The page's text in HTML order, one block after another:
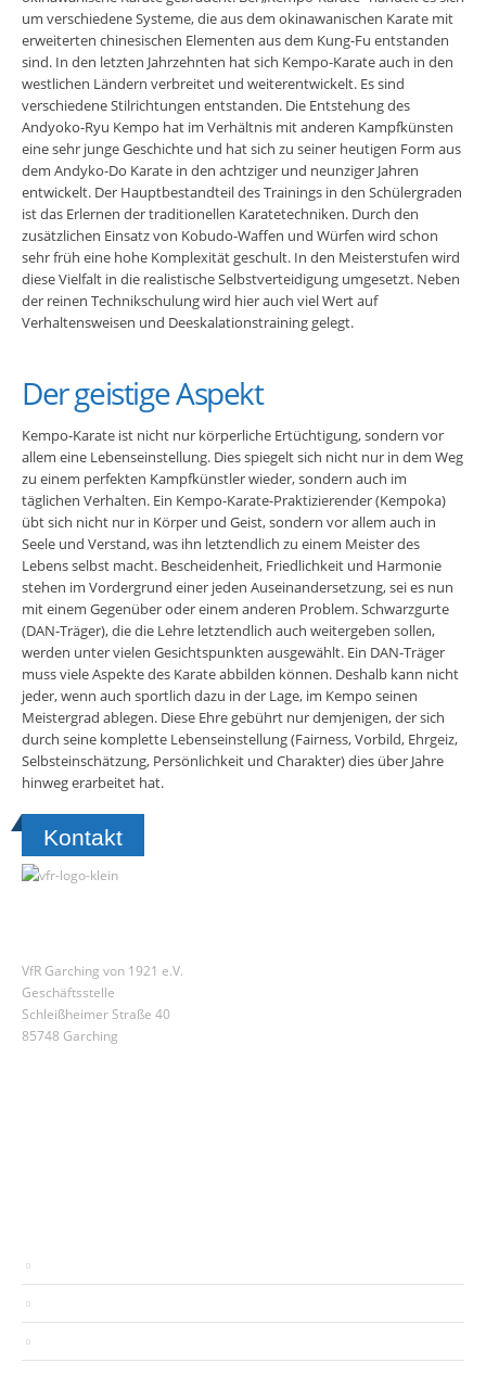
um verschiedene Systeme, die aus dem okinawanischen Karate mit
erweiterten chinesischen Elementen aus dem Kung-Fu entstanden
sind. In den letzten Jahrzehnten hat sich Kempo-Karate auch in den
westlichen Ländern verbreitet und weiterentwickelt. Es sind
verschiedene Stilrichtungen entstanden. Die Entstehung des
Andyoko-Ryu Kempo hat im Verhältnis mit anderen Kampfkünsten
eine sehr junge Geschichte und hat sich zu seiner heutigen Form aus
dem Andyko-Do Karate in den achtziger und neunziger Jahren
entwickelt. Der Hauptbestandteil des Trainings in den Schülergraden
ist das Erlernen der traditionellen Karatetechniken. Durch den
zusätzlichen Einsatz von Kobudo-Waffen und Würfen wird schon
sehr früh eine hohe Komplexität geschult. In den Meisterstufen wird
diese Vielfalt in die realistische Selbstverteidigung umgesetzt. Neben
der reinen Technikschulung wird hier auch viel Wert auf
Verhaltensweisen und Deeskalationstraining gelegt.
Der geistige Aspekt
Kempo-Karate ist nicht nur körperliche Ertüchtigung, sondern vor
allem eine Lebenseinstellung. Dies spiegelt sich nicht nur in dem Weg
zu einem perfekten Kampfkünstler wieder, sondern auch im
täglichen Verhalten. Ein Kempo-Karate-Praktizierender (Kempoka)
übt sich nicht nur in Körper und Geist, sondern vor allem auch in
Seele und Verstand, was ihn letztendlich zu einem Meister des
Lebens selbst macht. Bescheidenheit, Friedlichkeit und Harmonie
stehen im Vordergrund einer jeden Auseinandersetzung, sei es nun
mit einem Gegenüber oder einem anderen Problem. Schwarzgurte
(DAN-Träger), die die Lehre letztendlich auch weitergeben sollen,
werden unter vielen Gesichtspunkten ausgewählt. Ein DAN-Träger
muss viele Aspekte des Karate abbilden können. Deshalb kann nicht
jeder, wenn auch sportlich dazu in der Lage, im Kempo seinen
Meistergrad ablegen. Diese Ehre gebührt nur demjenigen, der sich
durch seine komplette Lebenseinstellung (Fairness, Vorbild, Ehrgeiz,
Selbsteinschätzung, Persönlichkeit und Charakter) dies über Jahre
hinweg erarbeitet hat.
Kontakt
VfR Garching von 1921 e.V.
Geschäftsstelle
Schleißheimer Straße 40
85748 Garching